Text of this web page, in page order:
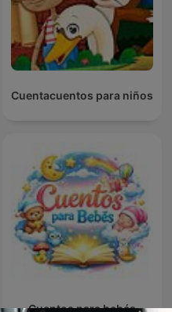
Cuentacuentos para niños
Cuentos para bebés